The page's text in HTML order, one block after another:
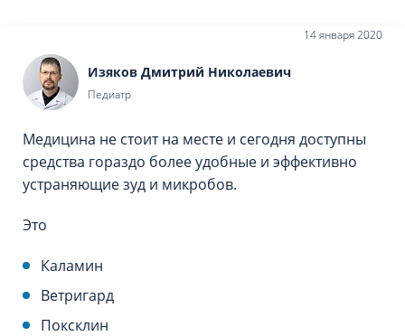
Изяков Дмитрий Николаевич
Педиатр
14 января 2020
Медицина не стоит на месте и сегодня доступны
средства гораздо более удобные и эффективно
устраняющие зуд и микробов.
Это
Каламин
Ветригард
Поксклин